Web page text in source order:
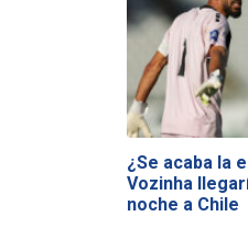
¿Se acaba la
Vozinha
noche a Chile